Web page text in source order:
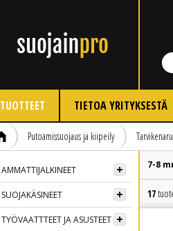
TUOTTEET TIETOA YRITYKSESTÄ
Putoamissuojaus ja kiipeily
AMMATTIJALKINEET
SUOJAKÄSINEET
TYÖVAATTTEET JA ASUSTEET
7-8
17